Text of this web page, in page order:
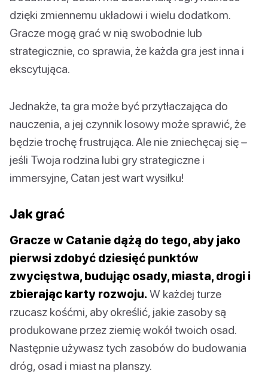
dzięki zmiennemu układowi i wielu dodatkom.
Gracze mogą grać w nią swobodnie lub
strategicznie, co sprawia, że każda gra jest inna i
ekscytująca.
Jednakże, ta gra może być przytłaczająca do
nauczenia, a jej czynnik losowy może sprawić, że
będzie trochę frustrująca. Ale nie zniechęcaj się –
jeśli Twoja rodzina lubi gry strategiczne i
immersyjne, Catan jest wart wysiłku!
Jak grać
Gracze w Catanie dążą do tego, aby jako
pierwsi zdobyć dziesięć punktów
zwycięstwa, budując osady, miasta, drogi i
zbierając karty rozwoju. W każdej turze
rzucasz kośćmi, aby określić, jakie zasoby są
produkowane przez ziemię wokół twoich osad.
Następnie używasz tych zasobów do budowania
dróg, osad i miast na planszy.